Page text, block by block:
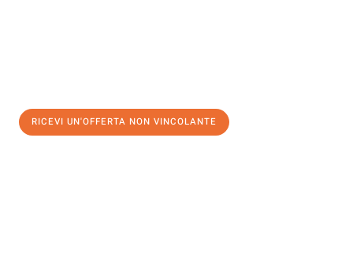
RICEVI UN'OFFERTA NON VINCOLANTE